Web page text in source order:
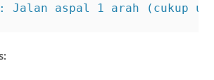
Jalan aspal 1 arah (cukup